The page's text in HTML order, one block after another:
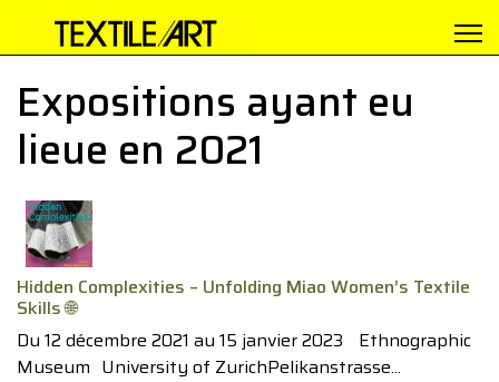
Expositions ayant eu
lieue en 2021
Hidden Complexities – Unfolding Miao Women’s Textile
Skills 🌐
Du 12 décembre 2021 au 15 janvier 2023 Ethnographic
Museum University of ZurichPelikanstrasse...